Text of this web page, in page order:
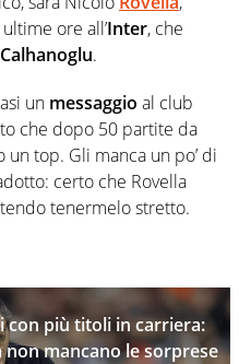
ore all’Inter, che
Calhanoglu.
un messaggio al club
che dopo 50 partite da
top. Gli manca un po’ di
certo che Rovella
tenermelo stretto.
con più titoli in carriera:
non mancano le sorprese